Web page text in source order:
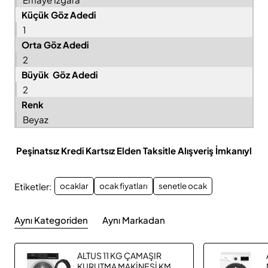
Küçük Göz Adedi
1
Orta Göz Adedi
2
Büyük Göz Adedi
2
Renk
Beyaz
Peşinatsız Kredi Kartsız Elden Taksitle Alışveriş İmkanıyl
Etiketler: ocaklar ocak fiyatları senetle ocak
Aynı Kategoriden Aynı Markadan
ALTUS 11 KG ÇAMAŞIR